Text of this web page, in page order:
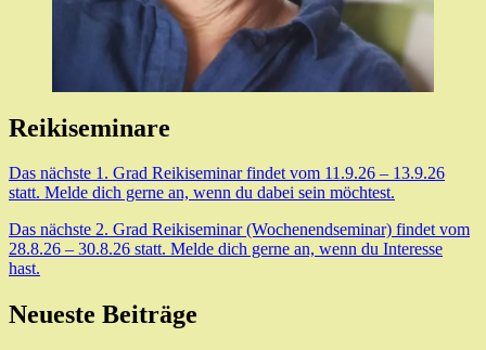
Reikiseminare
Das nächste 1. Grad Reikiseminar findet vom 11.9.26 – 13.9.26
statt. Melde dich gerne an, wenn du dabei sein möchtest.
Das nächste 2. Grad Reikiseminar (Wochenendseminar) findet vom
28.8.26 – 30.8.26 statt. Melde dich gerne an, wenn du Interesse
hast.
Neueste Beiträge